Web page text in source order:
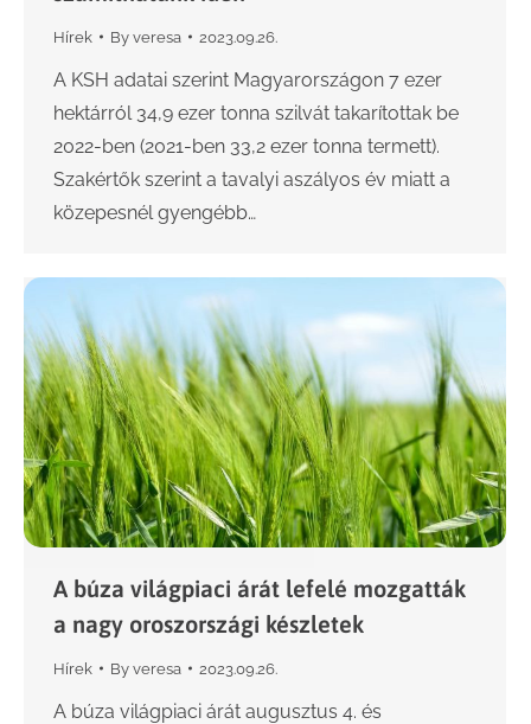
Hírek By veresa 2023.09.26.
A KSH adatai szerint Magyarországon 7 ezer
hektárról 34,9 ezer tonna szilvát takarítottak be
2022-ben (2021-ben 33,2 ezer tonna termett).
Szakértők szerint a tavalyi aszályos év miatt a
közepesnél gyengébb…
A búza világpiaci árát lefelé mozgatták
a nagy oroszországi készletek
Hírek By veresa 2023.09.26.
A búza világpiaci árát augusztus 4. és